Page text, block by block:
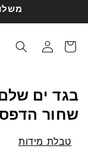
התחברות
קניות
בגד ים
שחור
טבלת מידות